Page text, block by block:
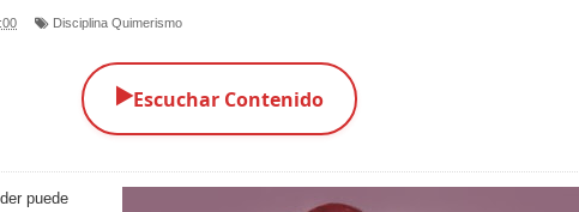
Disciplina Quimerismo
▶️Escuchar Contenido
puede